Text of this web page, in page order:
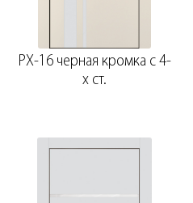
PX-16 черная кромка с 4-
х ст.